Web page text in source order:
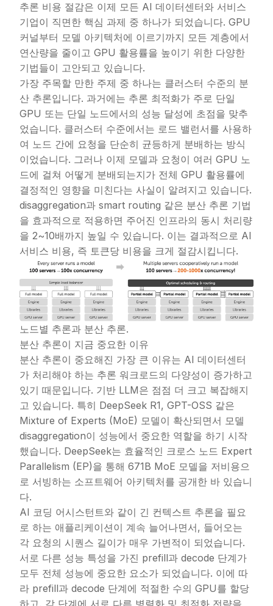
추론 비용 절감은 이제 모든 AI 데이터센터와 서비스
기업이 직면한 핵심 과제 중 하나가 되었습니다. GPU
커널부터 모델 아키텍처에 이르기까지 모든 계층에서
연산량을 줄이고 GPU 활용률을 높이기 위한 다양한
기법들이 고안되고 있습니다.
가장 주목할 만한 주제 중 하나는 클러스터 수준의 분
산 추론입니다. 과거에는 추론 최적화가 주로 단일
GPU 또는 단일 노드에서의 성능 달성에 초점을 맞추
었습니다. 클러스터 수준에서는 로드 밸런서를 사용하
여 노드 간에 요청을 단순히 균등하게 분배하는 방식
이었습니다. 그러나 이제 모델과 요청이 여러 GPU 노
드에 걸쳐 어떻게 분배되는지가 전체 GPU 활용률에
결정적인 영향을 미친다는 사실이 알려지고 있습니다.
disaggregation과 smart routing 같은 분산 추론 기법
을 효과적으로 적용하면 주어진 인프라의 동시 처리량
을 2~10배까지 높일 수 있습니다. 이는 결과적으로 AI
서비스 비용, 즉 토큰당 비용을 크게 절감시킵니다.
노드별 추론과 분산 추론.
분산 추론이 지금 중요한 이유
분산 추론이 중요해진 가장 큰 이유는 AI 데이터센터
가 처리해야 하는 추론 워크로드의 다양성이 증가하고
있기 때문입니다. 기반 LLM은 점점 더 크고 복잡해지
고 있습니다. 특히 DeepSeek R1, GPT-OSS 같은
Mixture of Experts (MoE) 모델이 확산되면서 모델
disaggregation이 성능에서 중요한 역할을 하기 시작
했습니다. DeepSeek는 효율적인 크로스 노드 Expert
Parallelism (EP)을 통해 671B MoE 모델을 저비용으
로 서빙하는 소프트웨어 아키텍처를 공개한 바 있습니
다.
AI 코딩 어시스턴트와 같이 긴 컨텍스트 추론을 필요
로 하는 애플리케이션이 계속 늘어나면서, 들어오는
각 요청의 시퀀스 길이가 매우 가변적이 되었습니다.
서로 다른 성능 특성을 가진 prefill과 decode 단계가
모두 전체 성능에 중요한 요소가 되었습니다. 이에 따
라 prefill과 decode 단계에 적절한 수의 GPU를 할당